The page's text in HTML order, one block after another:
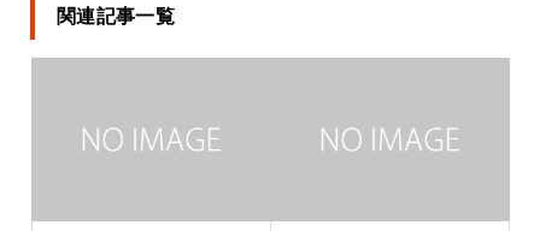
関連記事一覧